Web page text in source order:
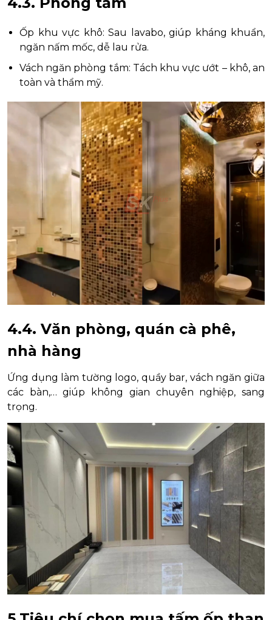
Ốp khu vực khô: Sau lavabo, giúp kháng khuẩn,
ngăn nấm mốc, dễ lau rửa.
Vách ngăn phòng tắm: Tách khu vực ướt – khô, an
toàn và thẩm mỹ.
4.4. Văn phòng, quán cà phê,
nhà hàng
Ứng dụng làm tường logo, quầy bar, vách ngăn giữa
các bàn,… giúp không gian chuyên nghiệp, sang
trọng.